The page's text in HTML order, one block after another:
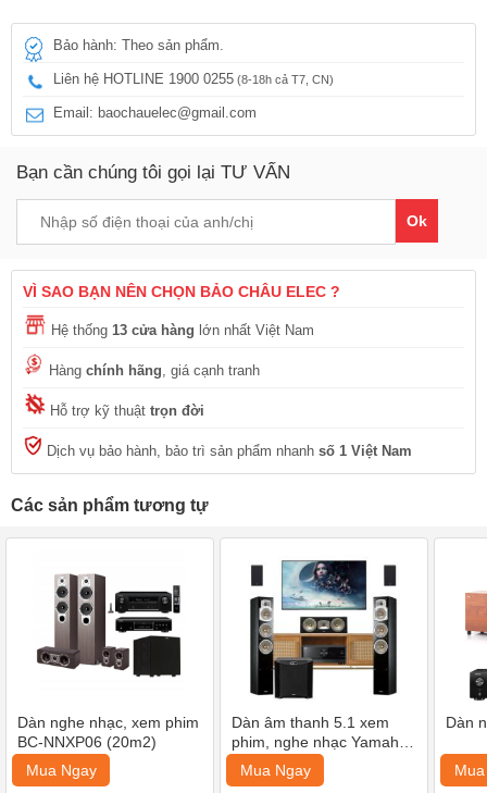
Bảo hành: Theo sản phẩm.
Liên hệ HOTLINE 1900 0255 (8-18h cả T7, CN)
Email: baochauelec@gmail.com
Bạn cần chúng tôi gọi lại TƯ VẤN
Ok
VÌ SAO BẠN NÊN CHỌN BẢO CHÂU ELEC ?
Hệ thống 13 cửa hàng lớn nhất Việt Nam
Hàng chính hãng, giá cạnh tranh
Hỗ trợ kỹ thuật trọn đời
Dịch vụ bảo hành, bảo trì sản phẩm nhanh số 1 Việt Nam
Các sản phẩm tương tự
Dàn nghe nhạc, xem phim
BC-NNXP06 (20m2)
Mua Ngay
Dàn âm thanh 5.1 xem
phim, nghe nhạc Yamaha
03Mua Ngay
Dàn